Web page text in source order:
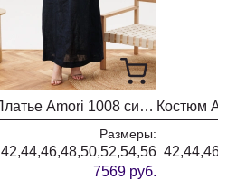
Платье Amori 1008 синий
Размеры:
42,44,46,48,50,52,54,56
7569 руб.